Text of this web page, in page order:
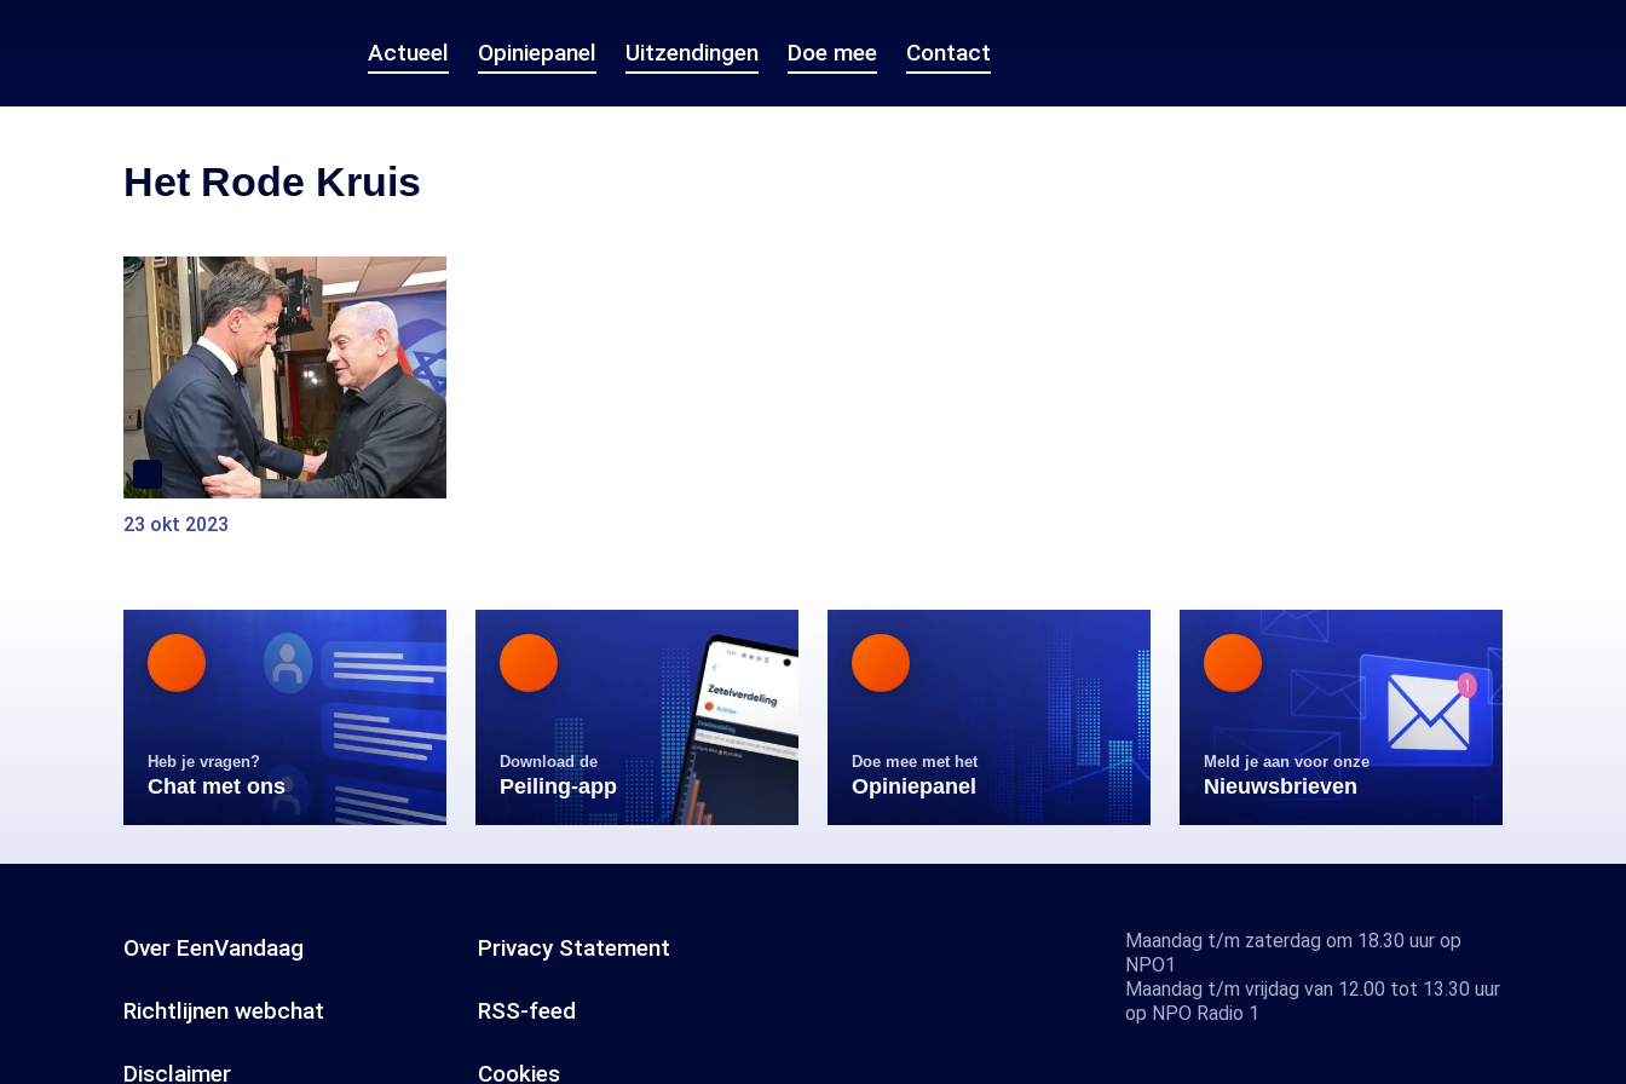
Actueel Opiniepanel Uitzendingen Doe mee Contact
Het Rode Kruis
23 okt 2023
Heb je vragen?
Chat met ons
Download de
Peiling-app
Doe mee met het
Opiniepanel
Meld je aan voor onze
Nieuwsbrieven
Over EenVandaag Privacy Statement
Richtlijnen webchat RSS-feed
Disclaimer Cookies
Maandag t/m zaterdag om 18.30 uur op
NPO1
Maandag t/m vrijdag van 12.00 tot 13.30 uur
op NPO Radio 1